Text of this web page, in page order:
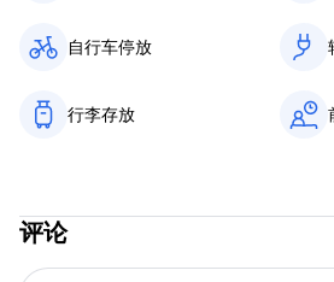
自行车停放
行李存放
评论